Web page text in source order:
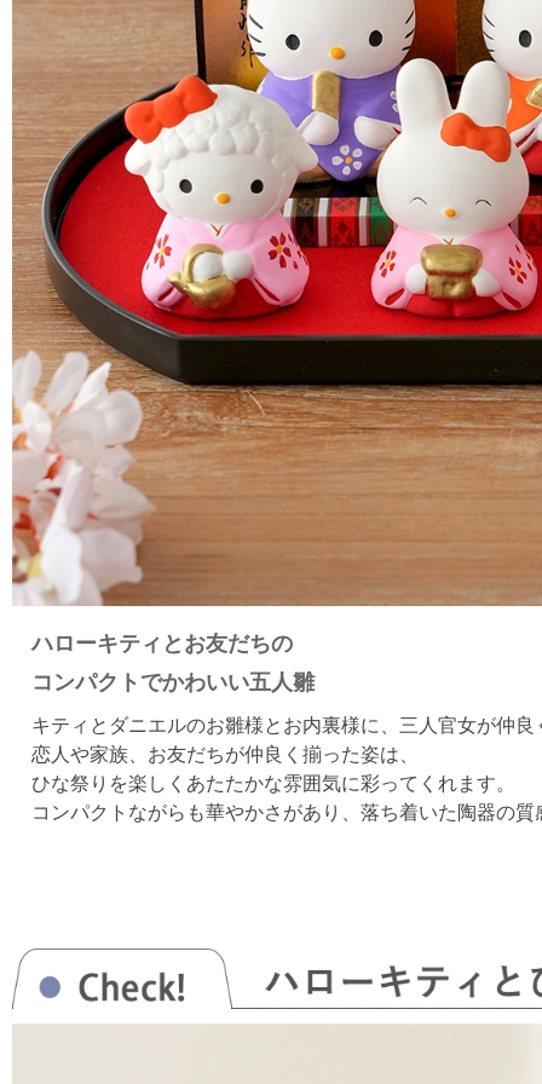
ハローキティとお友だちの
コンパクトでかわいい五人雛
キティとダニエルのお雛様とお内裏様に、三人官女が仲
恋人や家族、お友だちが仲良く揃った姿は、
ひな祭りを楽しくあたたかな雰囲気に彩ってくれます。
コンパクトながらも華やかさがあり、落ち着いた陶器の